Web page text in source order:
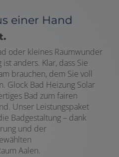
einer Hand
oder kleines Raumwunder
anders. Klar, dass Sie
brauchen, dem Sie voll
Glock Bad Heizung Solar
Bad zum fairen
Unser Leistungspaket
Badgestaltung – dank
und der
Aalen.